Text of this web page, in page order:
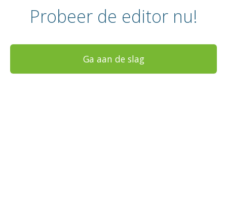
Probeer de editor nu!
Ga aan de slag